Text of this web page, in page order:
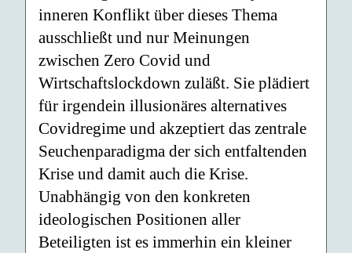
inneren Konflikt über dieses Thema
ausschließt und nur Meinungen
zwischen Zero Covid und
Wirtschaftslockdown zuläßt. Sie plädiert
für irgendein illusionäres alternatives
Covidregime und akzeptiert das zentrale
Seuchenparadigma der sich entfaltenden
Krise und damit auch die Krise.
Unabhängig von den konkreten
ideologischen Positionen aller
Beteiligten ist es immerhin ein kleiner